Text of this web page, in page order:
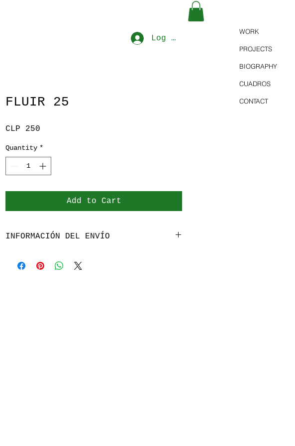
WORK
PROJECTS
BIOGRAPHY
CUADROS
CONTACT
Log In
FLUIR 25
CLP 250
Quantity *
Add to Cart
INFORMACIÓN DEL ENVÍO
de Santiago, Chile.